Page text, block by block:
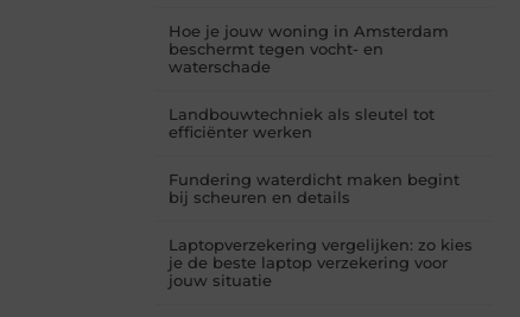
Hoe je jouw woning in Amsterdam
beschermt tegen vocht- en
waterschade
Landbouwtechniek als sleutel tot
efficiënter werken
Fundering waterdicht maken begint
bij scheuren en details
Laptopverzekering vergelijken: zo kies
je de beste laptop verzekering voor
jouw situatie